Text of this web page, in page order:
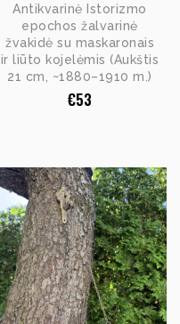
Antikvarinė Istorizmo
epochos žalvarinė
žvakidė su maskaronais
ir liūto kojelėmis (Aukštis
21 cm, ~1880–1910 m.)
€53